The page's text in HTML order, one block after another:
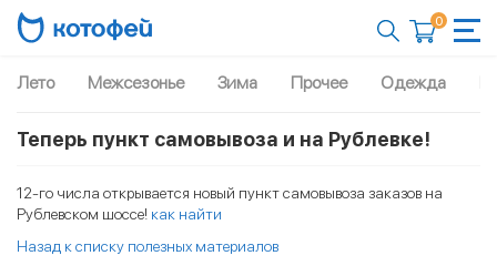
0
Лето Межсезонье Зима Прочее Одежда
Теперь пункт самовывоза и на Рублевке!
12-го числа открывается новый пункт самовывоза заказов на
Рублевском шоссе! как найти
Назад к списку полезных материалов